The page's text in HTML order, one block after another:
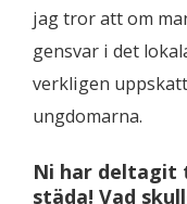
jag tror att om
gensvar i det
verkligen
ungdomarna.
Ni har deltagit
städa! Vad